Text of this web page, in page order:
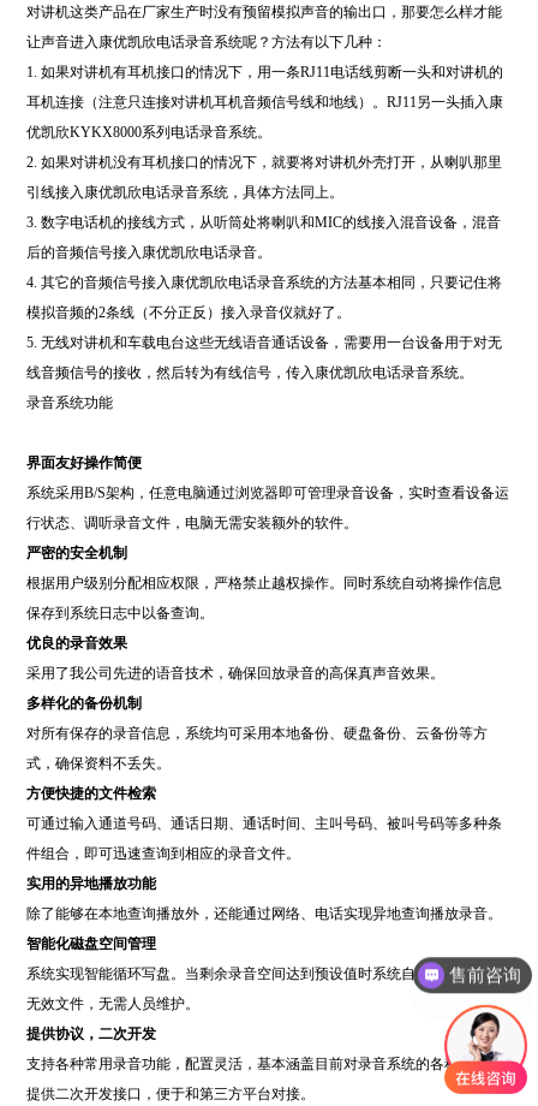
对讲机这类产品在厂家生产时没有预留模拟声音的输出口，那要怎么样才能
让声音进入康优凯欣电话录音系统呢？方法有以下几种：
1. 如果对讲机有耳机接口的情况下，用一条RJ11电话线剪断一头和对讲机的
耳机连接（注意只连接对讲机耳机音频信号线和地线）。RJ11另一头插入康
优凯欣KYKX8000系列电话录音系统。
2. 如果对讲机没有耳机接口的情况下，就要将对讲机外壳打开，从喇叭那里
引线接入康优凯欣电话录音系统，具体方法同上。
3. 数字电话机的接线方式，从听筒处将喇叭和MIC的线接入混音设备，混音
后的音频信号接入康优凯欣电话录音。
4. 其它的音频信号接入康优凯欣电话录音系统的方法基本相同，只要记住将
模拟音频的2条线（不分正反）接入录音仪就好了。
5. 无线对讲机和车载电台这些无线语音通话设备，需要用一台设备用于对无
线音频信号的接收，然后转为有线信号，传入康优凯欣电话录音系统。
录音系统功能
界面友好操作简便
系统采用B/S架构，任意电脑通过浏览器即可管理录音设备，实时查看设备运
行状态、调听录音文件，电脑无需安装额外的软件。
严密的安全机制
根据用户级别分配相应权限，严格禁止越权操作。同时系统自动将操作信息
保存到系统日志中以备查询。
优良的录音效果
采用了我公司先进的语音技术，确保回放录音的高保真声音效果。
多样化的备份机制
对所有保存的录音信息，系统均可采用本地备份、硬盘备份、云备份等方
式，确保资料不丢失。
方便快捷的文件检索
可通过输入通道号码、通话日期、通话时间、主叫号码、被叫号码等多种条
件组合，即可迅速查询到相应的录音文件。
实用的异地播放功能
除了能够在本地查询播放外，还能通过网络、电话实现异地查询播放录音。
智能化磁盘空间管理
系统实现智能循环写盘。当剩余录音空间达到预设值时系统自动删除前面的
无效文件，无需人员维护。
提供协议，二次开发
支持各种常用录音功能，配置灵活，基本涵盖目前对录音系统的各种需求，
提供二次开发接口，便于和第三方平台对接。
售后服务